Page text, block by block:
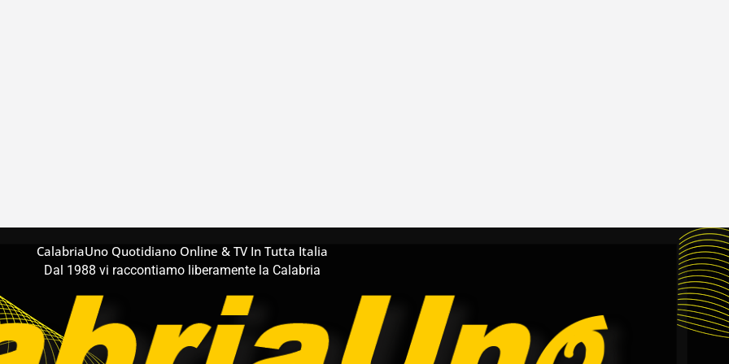
CalabriaUno Quotidiano Online & TV In Tutta Italia
Dal 1988 vi raccontiamo liberamente la Calabria